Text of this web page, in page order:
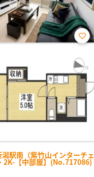
駅南（紫竹山インターチェ
2K-【中部屋】(No.717086)
お気
り登
録